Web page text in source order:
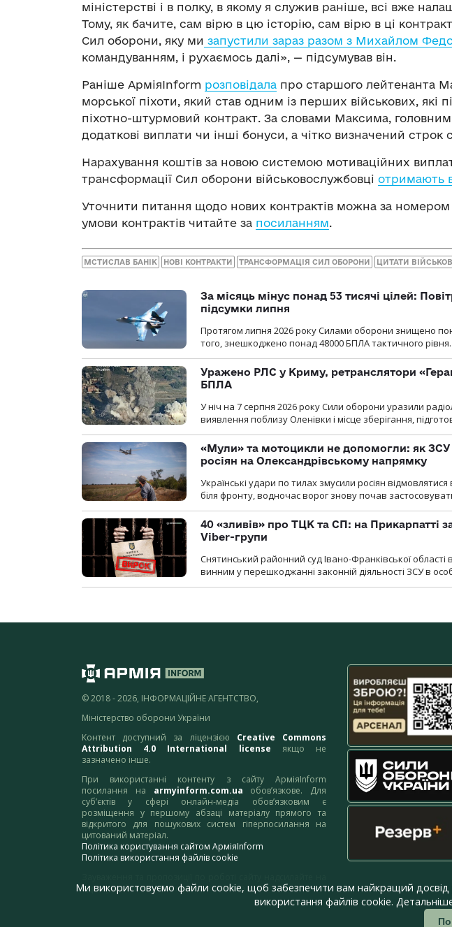
міністерстві і в полку, в якому я служив раніше, всі вже
Тому, як бачите, сам вірю в цю історію, сам вірю в ці
Сил оборони, яку ми запустили зараз разом з Михайлом
командуванням, і рухаємось далі», — підсумував він.
Раніше АрміяInform розповідала про старшого лейтенанта
морської піхоти, який став одним із перших військових, які
піхотно-штурмовий контракт. За словами Максима,
додаткові виплати чи інші бонуси, а чітко визначений строк
Нарахування коштів за новою системою мотиваційних
трансформації Сил оборони військовослужбовці отримають
Уточнити питання щодо нових контрактів можна за номером
умови контрактів читайте за посиланням.
МСТИСЛАВ БАНІК НОВІ КОНТРАКТИ ТРАНСФОРМАЦІЯ СИЛ ОБОРОНИ ЦИТАТИ
За місяць мінус понад 53 тисячі цілей:
підсумки липня
Протягом липня 2026 року Cилами оборони знищено
того, знешкоджено понад 48000 БПЛА тактичного рівня.
Уражено РЛС у Криму, ретранслятори
БПЛА
У ніч на 7 серпня 2026 року Сили оборони уразили
виявлення поблизу Оленівки і місце зберігання,
«Мули» та мотоцикли не допомогли: як ЗСУ
росіян на Олександрівському напрямку
Українські удари по тилах змусили росіян відмовлятися
біля фронту, водночас ворог знову почав
40 «зливів» про ТЦК та СП: на Прикарпатті
Viber-групи
Снятинський районний суд Івано-Франківської області
винним у перешкоджанні законній діяльності ЗСУ в
© 2018 - 2026, ІНФОРМАЦІЙНЕ АГЕНТСТВО,
Міністерство оборони України
Контент доступний за ліцензією Creative Commons
Attribution 4.0 International license якщо не
зазначено інше.
При використанні контенту з сайту АрміяInform
посилання на armyinform.com.ua обов’язкове. Для
суб’єктів у сфері онлайн-медіа обов’язковим є
розміщення у першому абзаці матеріалу прямого та
відкритого для пошукових систем гіперпосилання на
цитований матеріал.
Політика користування сайтом АрміяInform
Політика використання файлів cookie
адресу:webmaster@armyinform.com.ua
Ми використовуємо файли cookie, щоб забезпечити вам найкращий
використання файлів cookie.